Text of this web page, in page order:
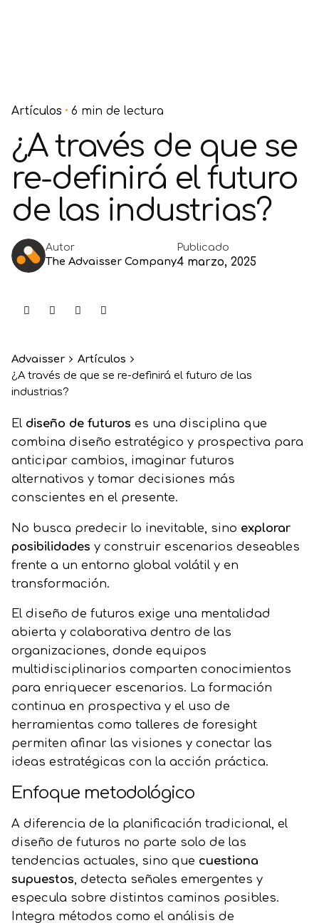
Artículos 6 min de lectura
¿A través de que se
re-definirá el futuro
de las industrias?
Autor
The Advaisser Company
Publicado
4 marzo, 2025
Advaisser
Artículos
¿A través de que se re-definirá el futuro de las
industrias?
El diseño de futuros es una disciplina que
combina diseño estratégico y prospectiva para
anticipar cambios, imaginar futuros
alternativos y tomar decisiones más
conscientes en el presente.
No busca predecir lo inevitable, sino explorar
posibilidades y construir escenarios deseables
frente a un entorno global volátil y en
transformación.
El diseño de futuros exige una mentalidad
abierta y colaborativa dentro de las
organizaciones, donde equipos
multidisciplinarios comparten conocimientos
para enriquecer escenarios. La formación
continua en prospectiva y el uso de
herramientas como talleres de foresight
permiten afinar las visiones y conectar las
ideas estratégicas con la acción práctica.
Enfoque metodológico
A diferencia de la planificación tradicional, el
diseño de futuros no parte solo de las
tendencias actuales, sino que cuestiona
supuestos, detecta señales emergentes y
especula sobre distintos caminos posibles.
Integra métodos como el análisis de